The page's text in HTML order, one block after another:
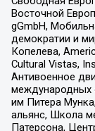
Восточной
gGmbH,
демократии и
Копелева,
Cultural Vistas,
Антивоенное
международных
им Питера
альянс, Школа
Патерсона,